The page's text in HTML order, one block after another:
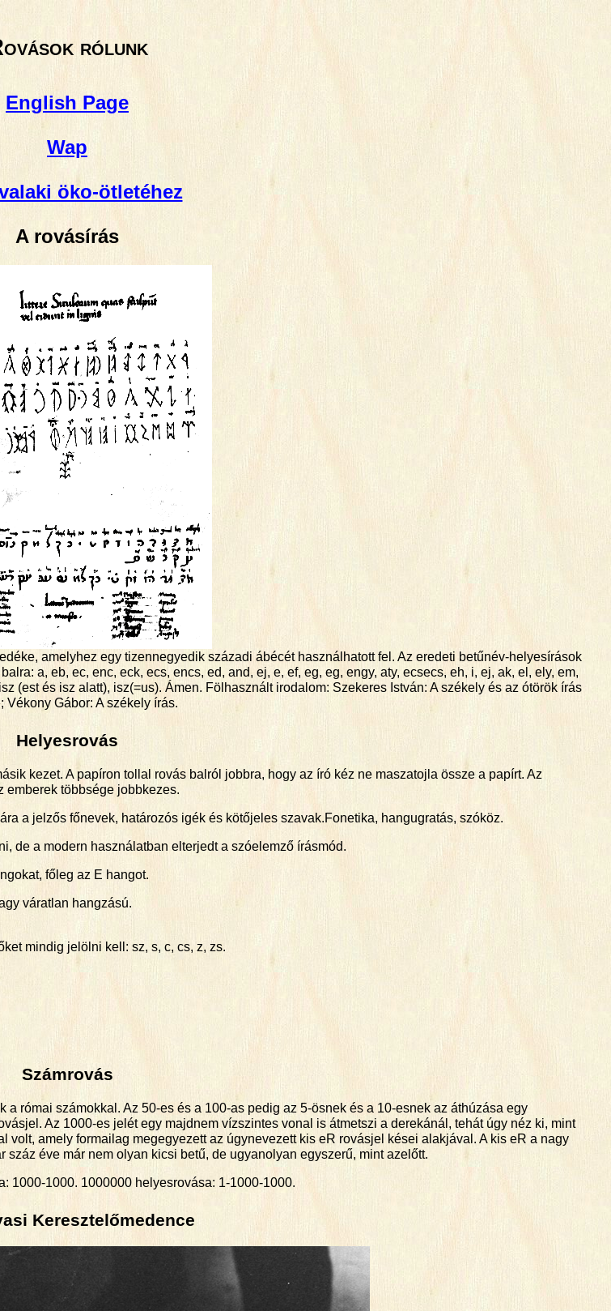
rólunk
English Page
Wap
öko-ötletéhez
A rovásírás
amelyhez egy tizennegyedik századi ábécét használhatott fel. Az eredeti betűnév-helyesírások
a, eb, ec, enc, eck, ecs, encs, ed, and, ej, e, ef, eg, eg, engy, aty, ecsecs, eh, i, ej, ak, el, ely, em,
(est és isz alatt), isz(=us). Ámen. Fölhasznált irodalom: Szekeres István: A székely és az ótörök írás
Vékony Gábor: A székely írás.
Helyesrovás
kezet. A papíron tollal rovás balról jobbra, hogy az író kéz ne maszatojla össze a papírt. Az
emberek többsége jobbkezes.
a jelzős főnevek, határozós igék és kötőjeles szavak.Fonetika, hangugratás, szóköz.
de a modern használatban elterjedt a szóelemző írásmód.
főleg az E hangot.
váratlan hangzású.
mindig jelölni kell: sz, s, c, cs, z, zs.
Számrovás
római számokkal. Az 50-es és a 100-as pedig az 5-ösnek és a 10-esnek az áthúzása egy
Az 1000-es jelét egy majdnem vízszintes vonal is átmetszi a derekánál, tehát úgy néz ki, mint
amely formailag megegyezett az úgynevezett kis eR rovásjel kései alakjával. A kis eR a nagy
éve már nem olyan kicsi betű, de ugyanolyan egyszerű, mint azelőtt.
1000-1000. 1000000 helyesrovása: 1-1000-1000.
Keresztelőmedence